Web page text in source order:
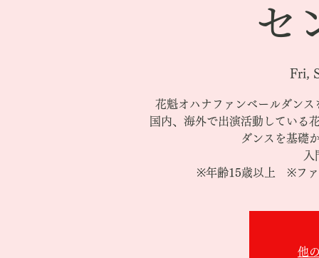
セ
Fri,
花魁オハナファンベールダン
国内、海外で出演活動している
ダンスを基礎
※年齢15歳以上 ※ファ
他